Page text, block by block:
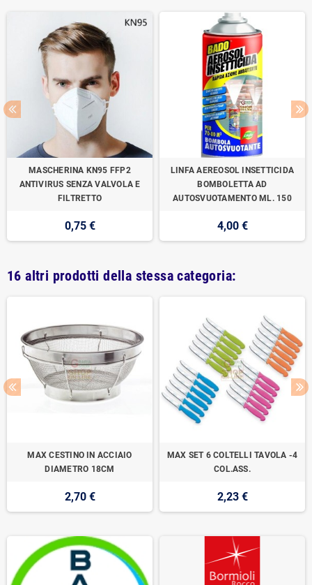
MASCHERINA KN95 FFP2
ANTIVIRUS SENZA VALVOLA E
FILTRETTO
0,75 €
LINFA AEREOSOL INSETTICIDA
BOMBOLETTA AD
AUTOSVUOTAMENTO ML. 150
4,00 €
16 altri prodotti della stessa categoria:
MAX CESTINO IN ACCIAIO
DIAMETRO 18CM
2,70 €
MAX SET 6 COLTELLI TAVOLA -4
COL.ASS.
2,23 €